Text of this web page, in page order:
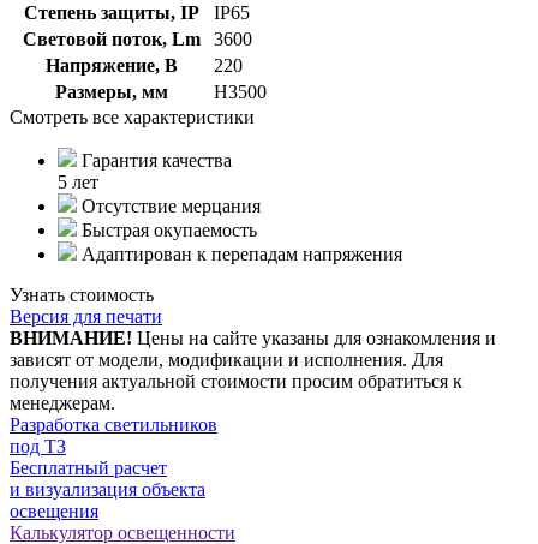
Степень защиты, IP
IP65
Световой поток, Lm
3600
Напряжение, В
220
Размеры, мм
H3500
Смотреть все характеристики
Гарантия качества
5 лет
Отсутствие мерцания
Быстрая окупаемость
Адаптирован к перепадам напряжения
Узнать стоимость
Версия для печати
ВНИМАНИЕ! Цены на сайте указаны для ознакомления и
зависят от модели, модификации и исполнения. Для
получения актуальной стоимости просим обратиться к
менеджерам.
Разработка светильников
под ТЗ
Бесплатный расчет
и визуализация объекта
освещения
Калькулятор освещенности